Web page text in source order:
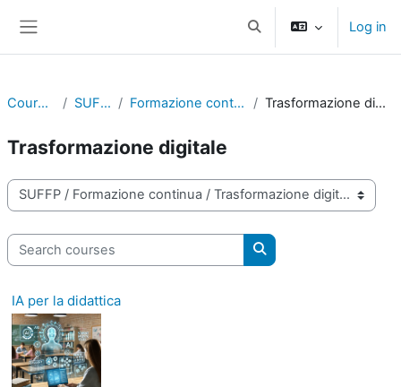
Toggle search inputLog in
Courses SUFFP Formazione continua Trasformazione digitale
Trasformazione digitale
Course categories
Search courses
Search courses
IA per la didattica